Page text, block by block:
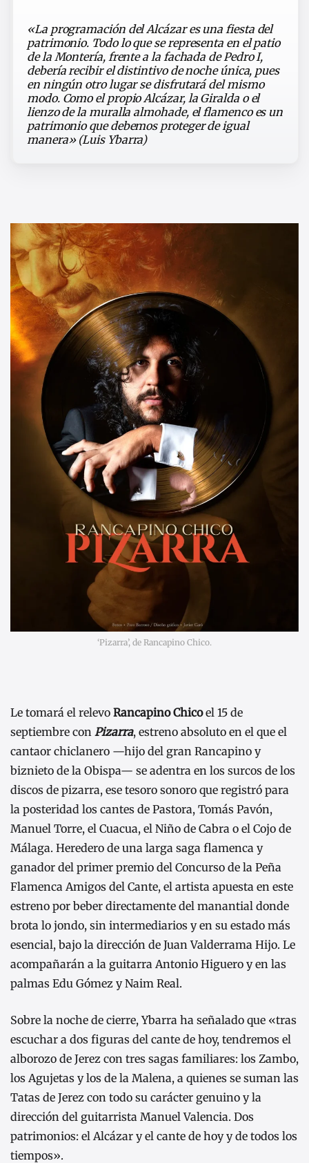
«La programación del Alcázar es una fiesta del
patrimonio. Todo lo que se representa en el patio
de la Montería, frente a la fachada de Pedro I,
debería recibir el distintivo de noche única, pues
en ningún otro lugar se disfrutará del mismo
modo. Como el propio Alcázar, la Giralda o el
lienzo de la muralla almohade, el flamenco es un
patrimonio que debemos proteger de igual
manera» (Luis Ybarra)
‘Pizarra’, de Rancapino Chico.
Le tomará el relevo Rancapino Chicoel 15 de
septiembre con Pizarra, estreno absoluto en el que el
cantaor chiclanero —hijo del gran Rancapino y
biznieto de la Obispa— se adentra en los surcos de los
discos de pizarra, ese tesoro sonoro que registró para
la posteridad los cantes de Pastora, Tomás Pavón,
Manuel Torre, el Cuacua, el Niño de Cabra o el Cojo de
Málaga. Heredero de una larga saga flamenca y
ganador del primer premio del Concurso de la Peña
Flamenca Amigos del Cante, el artista apuesta en este
estreno por beber directamente del manantial donde
brota lo jondo, sin intermediarios y en su estado más
esencial, bajo la dirección de Juan Valderrama Hijo. Le
acompañarán a la guitarra Antonio Higuero y en las
palmas Edu Gómez y Naim Real.
Sobre la noche de cierre, Ybarra ha señalado que «tras
escuchar a dos figuras del cante de hoy, tendremos el
alborozo de Jerez con tres sagas familiares: los Zambo,
los Agujetas y los de la Malena, a quienes se suman las
Tatas de Jerez con todo su carácter genuino y la
dirección del guitarrista Manuel Valencia. Dos
patrimonios: el Alcázar y el cante de hoy y de todos los
tiempos».